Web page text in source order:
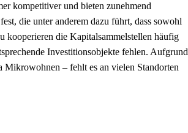
kompetitiver und bieten zunehmend
die unter anderem dazu führt, dass sowohl
kooperieren die Kapitalsammelstellen häufig
Investitionsobjekte fehlen. Aufgrund
– fehlt es an vielen Standorten